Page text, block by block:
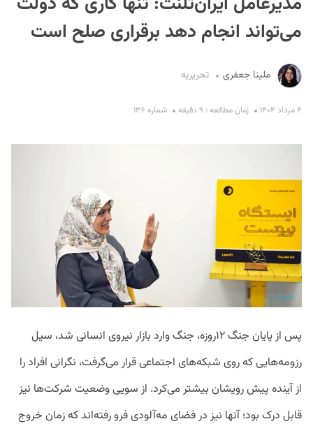
می‌تواند انجام دهد برقراری صلح است
ملینا جعفری تحریریه
۴ مرداد ۱۴۰۴ زمان مطالعه : ۹ دقیقه شماره ۱۳۶
پس از پایان جنگ ۱۲روزه، جنگ وارد بازار نیروی انسانی شد، سیل
رزومه‌هایی که روی شبکه‌های اجتماعی قرار می‌گرفت، نگرانی افراد را
از آینده پیش رویشان بیشتر می‌کرد. از سویی وضعیت شرکت‌ها نیز
قابل درک بود؛ آنها نیز در فضای مه‌آلودی فرو رفته‌اند که زمان خروج